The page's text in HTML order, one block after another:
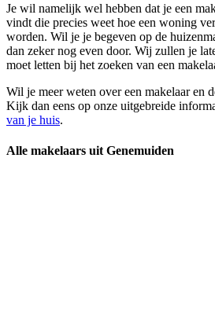
Je wil namelijk wel hebben dat je een
vindt die precies weet hoe een woning
worden. Wil je je begeven op de
dan zeker nog even door. Wij zullen je
moet letten bij het zoeken van een
Wil je meer weten over een makelaar en
Kijk dan eens op onze uitgebreide
van je huis.
Alle makelaars uit Genemuiden